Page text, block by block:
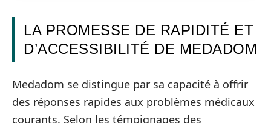
LA PROMESSE DE RAPIDITÉ ET
D’ACCESSIBILITÉ DE MEDADOM
Medadom se distingue par sa capacité à offrir
des réponses rapides aux problèmes médicaux
courants. Selon les témoignages des